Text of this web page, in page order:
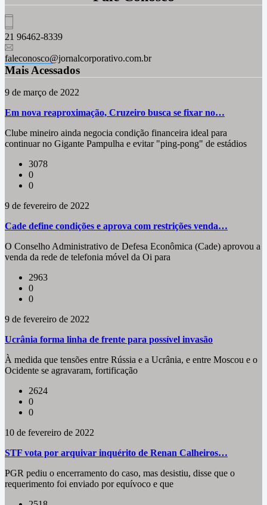
21 96462-8339
faleconosco@jornalcorporativo.com.br
Mais Acessados
9 de março de 2022
Em nova reaproximação, Cruzeiro busca se fixar no…
Clube mineiro ainda negocia condição financeira ideal para
continuar no Gigante Pampulha e evitar "ping-pong" de estádios
3078
0
0
9 de fevereiro de 2022
Cade define condições e aprova com restrições venda…
O Conselho Administrativo de Defesa Econômica (Cade) aprovou a
venda da rede de telefonia móvel da Oi para
2963
0
0
9 de fevereiro de 2022
Ucrânia forma linha de frente para possível invasão
À medida que tensões entre Rússia e a Ucrânia, e entre Moscou e o
Ocidente se agravaram, fortificação
2624
0
0
10 de fevereiro de 2022
STF vota por arquivar inquérito de Renan Calheiros…
PGR pediu o encerramento do caso, mas desistiu, disse que o
requerimento foi enviado por equívoco e que